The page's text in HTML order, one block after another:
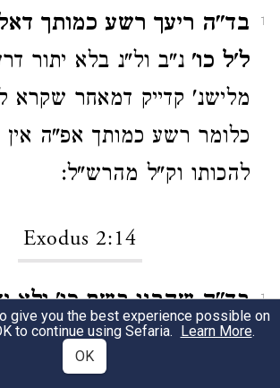
1
בד"ה ריעך רשע כמותך
ל'ל כו' נ"ב ול"נ בלא יתור
מלישנ' קדייק דמאחר שקרא
כלומר רשע כמותך אפ"ה אין
להכותו וק"ל מהרש"ל:
Exodus 2:14
1
בד"ה שהרגו בשם כו' ולא
ונראה בעיני דלק"מ דמאחר
הריגתו בהריגת המצרי שאמר
give you the best experience possible on
to continue using Sefaria. Learn More.
OK